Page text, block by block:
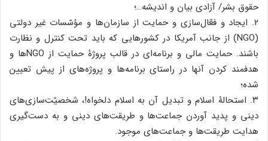
حقوق بشر/ آزادی بیان و اندیشه…؛
۲. ایجاد و فعّال‌سازی و حمایت از سازمان‌ها و مؤسّسات غیر دولتی
(NGO) از جانب آمریکا در کشورهایی که باید تحت کنترل و نظارت
باشند. حمایت مالی و برنامه‌ای در قالب پروژۀ حمایت از NGOها و
هدفمند کردن آنها در راستای برنامه‌ها و پروژه‌های از پیش تعیین
شده؛
۳. استحالۀ اسلام و تبدیل آن به اسلام دلخواه!، شخصیّت‌سازی‌های
دینی و پدید آوردن جماعت‌ها و طریقت‌های دینی و به دست‌گیری
هدایت طریقت‌ها و جماعت‌های موجود.